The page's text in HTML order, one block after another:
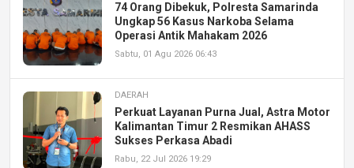
74 Orang Dibekuk, Polresta Samarinda
Ungkap 56 Kasus Narkoba Selama
Operasi Antik Mahakam 2026
Sabtu, 01 Agu 2026 06:43
DAERAH
Perkuat Layanan Purna Jual, Astra Motor
Kalimantan Timur 2 Resmikan AHASS
Sukses Perkasa Abadi
Rabu, 22 Jul 2026 19:29